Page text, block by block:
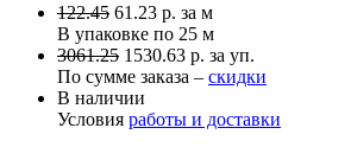
122.45 61.23 р. за м
В упаковке по 25 м
3061.25 1530.63 р. за уп.
По сумме заказа – скидки
В наличии
Условия работы и доставки